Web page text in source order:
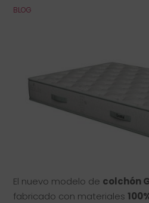
BLOG
El nuevo modelo de colchón
fabricado con materiales